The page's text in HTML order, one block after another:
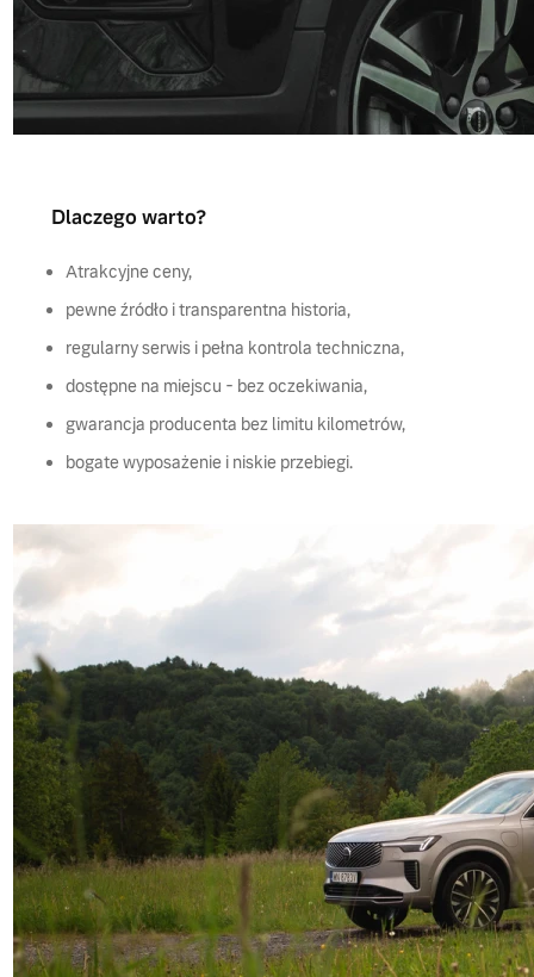
Dlaczego warto?
Atrakcyjne ceny,
pewne źródło i transparentna historia,
regularny serwis i pełna kontrola techniczna,
dostępne na miejscu - bez oczekiwania,
gwarancja producenta bez limitu kilometrów,
bogate wyposażenie i niskie przebiegi.